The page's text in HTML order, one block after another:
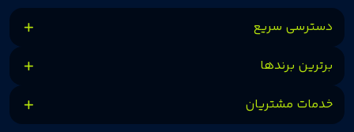
دسترسی سریع
برترین برندها
خدمات مشتریان